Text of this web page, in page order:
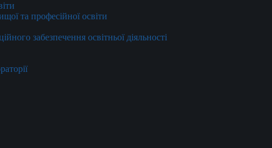
та професійної освіти
забезпечення освітньої діяльності